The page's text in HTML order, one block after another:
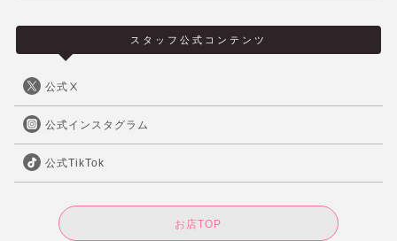
スタッフ公式コンテンツ
公式Ⅹ
公式インスタグラム
公式TikTok
お店TOP